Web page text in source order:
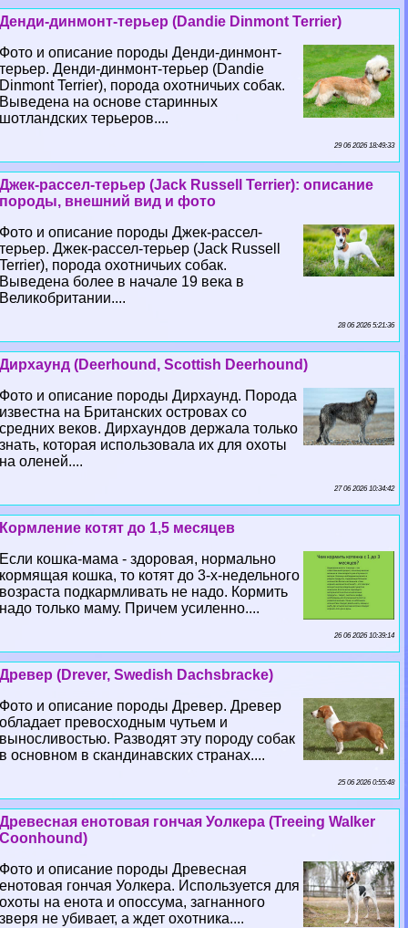
Денди-динмонт-терьер (Dandie Dinmont Terrier)
Фото и описание породы Денди-динмонт-
терьер. Денди-динмонт-терьер (Dandie
Dinmont Terrier), порода охотничьих собак.
Выведена на основе старинных
шотландских терьеров....
29 06 2026 18:49:33
Джек-рассел-терьер (Jack Russell Terrier): описание
породы, внешний вид и фото
Фото и описание породы Джек-рассел-
терьер. Джек-рассел-терьер (Jack Russell
Terrier), порода охотничьих собак.
Выведена более в начале 19 века в
Великобритании....
28 06 2026 5:21:36
Дирхаунд (Deerhound, Scottish Deerhound)
Фото и описание породы Дирхаунд. Порода
известна на Британских островах со
средних веков. Дирхаундов держала только
знать, которая использовала их для охоты
на оленей....
27 06 2026 10:34:42
Кормление котят до 1,5 месяцев
Если кошка-мама - здоровая, нормально
кормящая кошка, то котят до 3-х-недельного
возраста подкармливать не надо. Кормить
надо только маму. Причем усиленно....
26 06 2026 10:39:14
Древер (Drever, Swedish Dachsbracke)
Фото и описание породы Древер. Древер
обладает превосходным чутьем и
выносливостью. Разводят эту породу собак
в основном в скандинавских странах....
25 06 2026 0:55:48
Древесная енотовая гончая Уолкера (Treeing Walker
Coonhound)
Фото и описание породы Древесная
енотовая гончая Уолкера. Используется для
охоты на енота и опоссума, загнанного
зверя не убивает, а ждет охотника....